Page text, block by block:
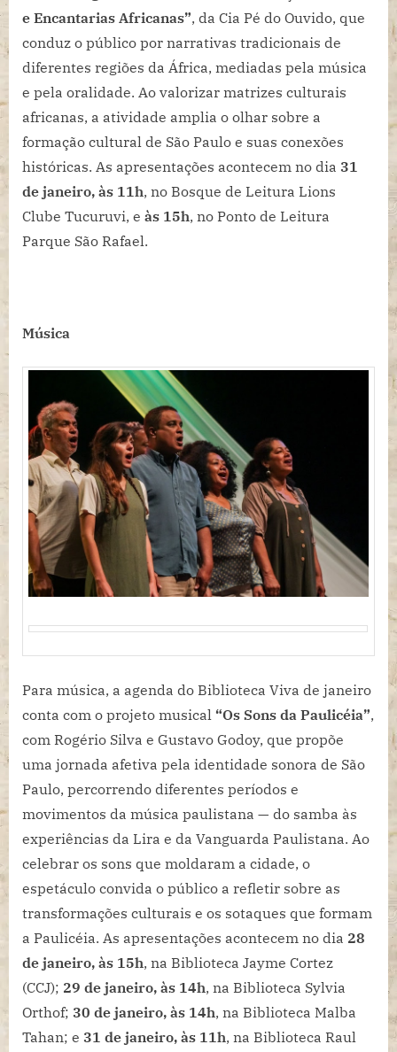
e Encantarias Africanas”, da Cia Pé do Ouvido, que
conduz o público por narrativas tradicionais de
diferentes regiões da África, mediadas pela música
e pela oralidade. Ao valorizar matrizes culturais
africanas, a atividade amplia o olhar sobre a
formação cultural de São Paulo e suas conexões
históricas. As apresentações acontecem no dia 31
de janeiro, às 11h, no Bosque de Leitura Lions
Clube Tucuruvi, e às 15h, no Ponto de Leitura
Parque São Rafael.
Música
Para música, a agenda do Biblioteca Viva de janeiro
conta com o projeto musical “Os Sons da Paulicéia”,
com Rogério Silva e Gustavo Godoy, que propõe
uma jornada afetiva pela identidade sonora de São
Paulo, percorrendo diferentes períodos e
movimentos da música paulistana — do samba às
experiências da Lira e da Vanguarda Paulistana. Ao
celebrar os sons que moldaram a cidade, o
espetáculo convida o público a refletir sobre as
transformações culturais e os sotaques que formam
a Paulicéia. As apresentações acontecem no dia 28
de janeiro, às 15h, na Biblioteca Jayme Cortez
(CCJ); 29 de janeiro, às 14h, na Biblioteca Sylvia
Orthof; 30 de janeiro, às 14h, na Biblioteca Malba
Tahan; e 31 de janeiro, às 11h, na Biblioteca Raul